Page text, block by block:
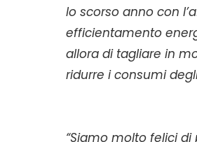
lo scorso anno con
efficientamento
allora di tagliare in
ridurre i consumi
“Siamo molto felici